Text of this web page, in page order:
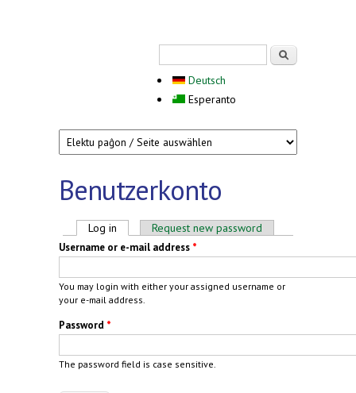
Deutsch
Esperanto
Benutzerkonto
Primary tabs
Log in (active tab)Request new password
Username or e-mail address *
You may login with either your assigned username or
your e-mail address.
Password *
The password field is case sensitive.